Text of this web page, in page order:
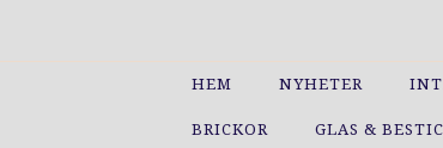
HEM NYHETER
BRICKOR GLAS &